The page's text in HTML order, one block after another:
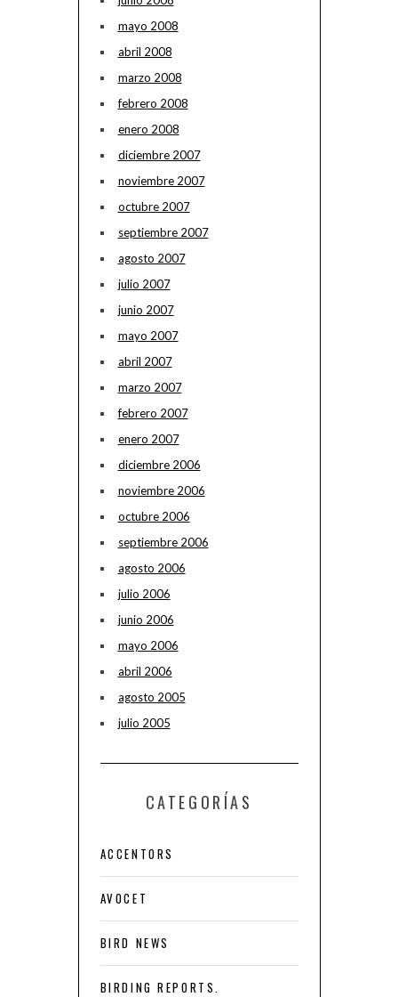
mayo 2008
abril 2008
marzo 2008
febrero 2008
enero 2008
diciembre 2007
noviembre 2007
octubre 2007
septiembre 2007
agosto 2007
julio 2007
junio 2007
mayo 2007
abril 2007
marzo 2007
febrero 2007
enero 2007
diciembre 2006
noviembre 2006
octubre 2006
septiembre 2006
agosto 2006
julio 2006
junio 2006
mayo 2006
abril 2006
agosto 2005
julio 2005
CATEGORÍAS
ACCENTORS
AVOCET
BIRD NEWS
BIRDING REPORTS.